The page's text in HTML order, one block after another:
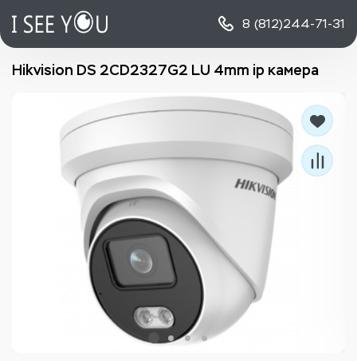
8 (812)244-71-31
Hikvision DS 2CD2327G2 LU 4mm ip камера